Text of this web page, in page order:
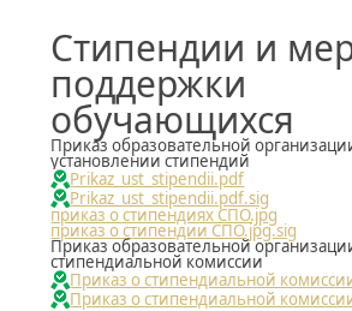
Стипендии и
поддержки
обучающихся
Приказ образовательной
установлении стипендий
Prikaz_ust_stipendii.pdf
Prikaz_ust_stipendii.pdf.sig
приказ о стипендиях СПО.jpg
приказ о стипендии СПО.jpg.sig
Приказ образовательной
стипендиальной комиссии
Приказ о стипендиальной
Приказ о стипендиальной